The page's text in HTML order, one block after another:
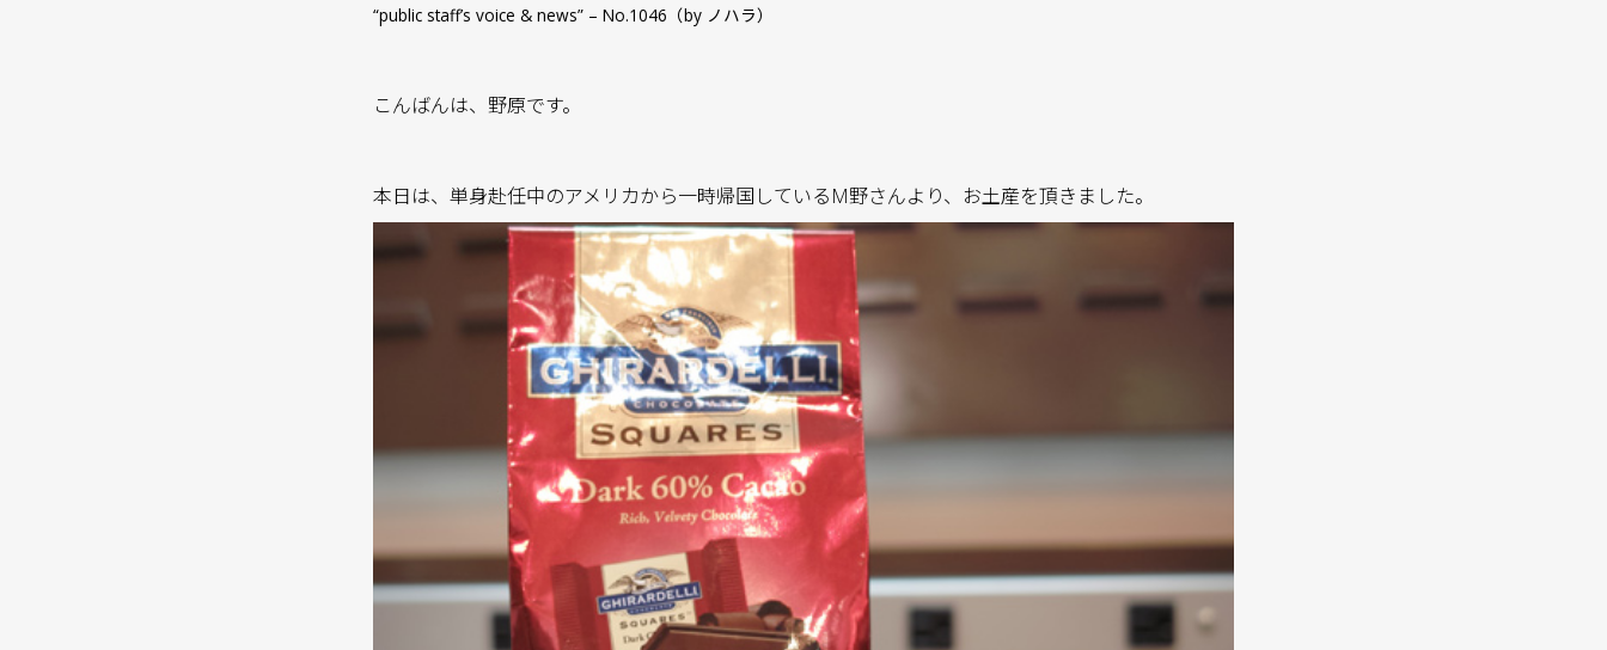
“public staff’s voice & news” – No.1046（by ノハラ）
こんばんは、野原です。
本日は、単身赴任中のアメリカから一時帰国しているM野さんより、お土産を頂きました。